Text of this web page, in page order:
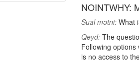
NOINTWHY:
Sual mətni: What
Qeyd: The
Following
is no access to